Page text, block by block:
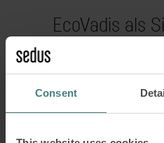
Consent
EcoVadis als
Auch nach außen ist
Auftraggeber nutzen